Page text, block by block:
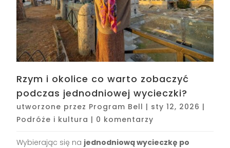
Rzym i okolice co warto zobaczyć
podczas jednodniowej wycieczki?
utworzone przez Program Bell | sty 12, 2026 |
Podróże i kultura | 0 komentarzy
Wybierając się na jednodniową wycieczkę po